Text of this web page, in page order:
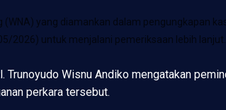
yang diamankan dalam pengungkapan
2026) untuk menjalani pemeriksaan lebih lanjut.
Wisnu Andiko mengatakan
perkara tersebut.